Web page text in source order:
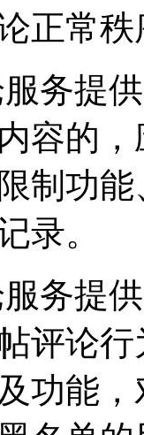
正常
务提
容的
制功
录。
务提
评论
功能